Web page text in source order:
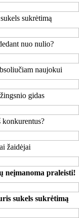
sukrėtimą
nuo nulio?
naujokui
gidas
konkurentus?
žaidėjai
neįmanoma praleisti!
sukels sukrėtimą